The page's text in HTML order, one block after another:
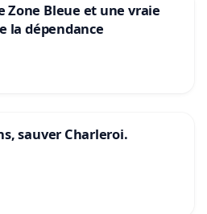
Zone Bleue et une vraie
la dépendance
sauver Charleroi.